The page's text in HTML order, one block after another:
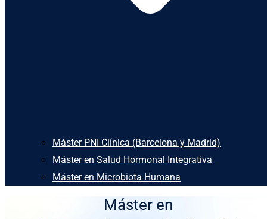
Máster PNI Clínica (Barcelona y Madrid)
Máster en Salud Hormonal Integrativa
Máster en Microbiota Humana
Máster en